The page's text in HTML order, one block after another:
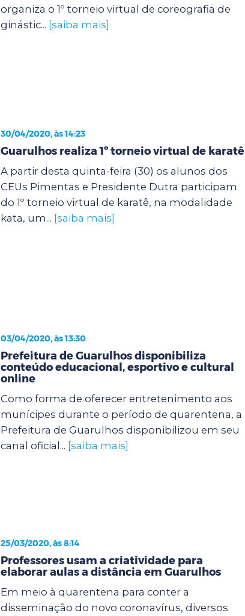
organiza o 1º torneio virtual de coreografia de
ginástic... [saiba mais]
30/04/2020, às 14:23
Guarulhos realiza 1º torneio virtual de karatê
A partir desta quinta-feira (30) os alunos dos
CEUs Pimentas e Presidente Dutra participam
do 1º torneio virtual de karatê, na modalidade
kata, um... [saiba mais]
03/04/2020, às 13:30
Prefeitura de Guarulhos disponibiliza
conteúdo educacional, esportivo e cultural
online
Como forma de oferecer entretenimento aos
munícipes durante o período de quarentena, a
Prefeitura de Guarulhos disponibilizou em seu
canal oficial... [saiba mais]
25/03/2020, às 8:14
Professores usam a criatividade para
elaborar aulas a distância em Guarulhos
Em meio à quarentena para conter a
disseminação do novo coronavírus, diversos